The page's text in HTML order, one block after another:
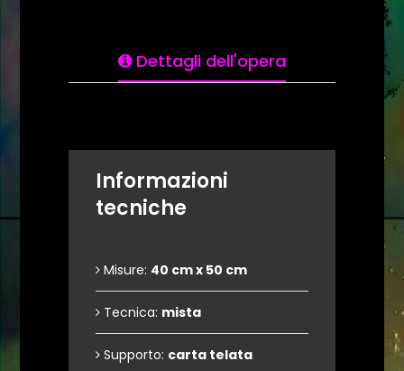
Dettagli dell'opera
Informazioni
tecniche
Misure: 40 cm x 50 cm
Tecnica: mista
Supporto: carta telata